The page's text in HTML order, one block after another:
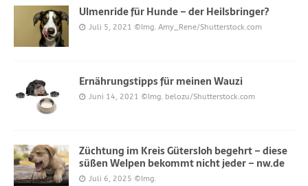
Ulmenride für Hunde – der Heilsbringer?
Juli 5, 2021 ©Img. Amy_Rene/Shutterstock.com
Ernährungstipps für meinen Wauzi
Juni 14, 2021 ©Img. belozu/Shutterstock.com
Züchtung im Kreis Gütersloh begehrt – diese
süßen Welpen bekommt nicht jeder – nw.de
Juli 6, 2025 ©Img.